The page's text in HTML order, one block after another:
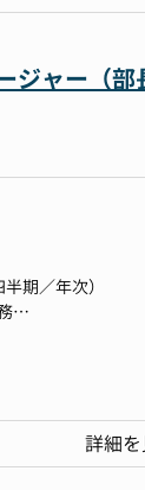
ジャー（部
期／年次）
提供
詳細を